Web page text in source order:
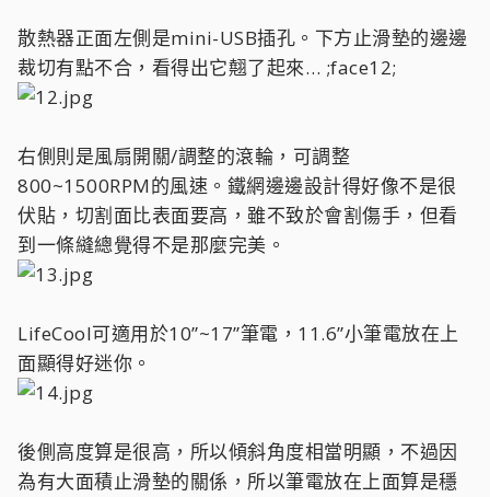
散熱器正面左側是mini-USB插孔。下方止滑墊的邊邊
裁切有點不合，看得出它翹了起來… ;face12;
右側則是風扇開關/調整的滾輪，可調整
800~1500RPM的風速。鐵網邊邊設計得好像不是很
伏貼，切割面比表面要高，雖不致於會割傷手，但看
到一條縫總覺得不是那麼完美。
LifeCool可適用於10”~17”筆電，11.6”小筆電放在上
面顯得好迷你。
後側高度算是很高，所以傾斜角度相當明顯，不過因
為有大面積止滑墊的關係，所以筆電放在上面算是穩